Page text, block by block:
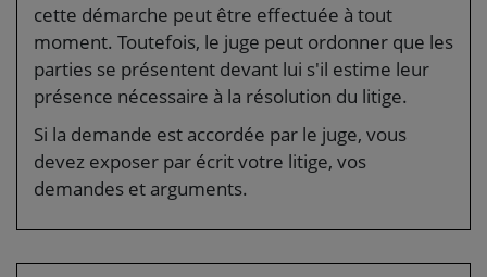
cette démarche peut être effectuée à tout
moment. Toutefois, le juge peut ordonner que les
parties se présentent devant lui s'il estime leur
présence nécessaire à la résolution du litige.
Si la demande est accordée par le juge, vous
devez exposer par écrit votre litige, vos
demandes et arguments.